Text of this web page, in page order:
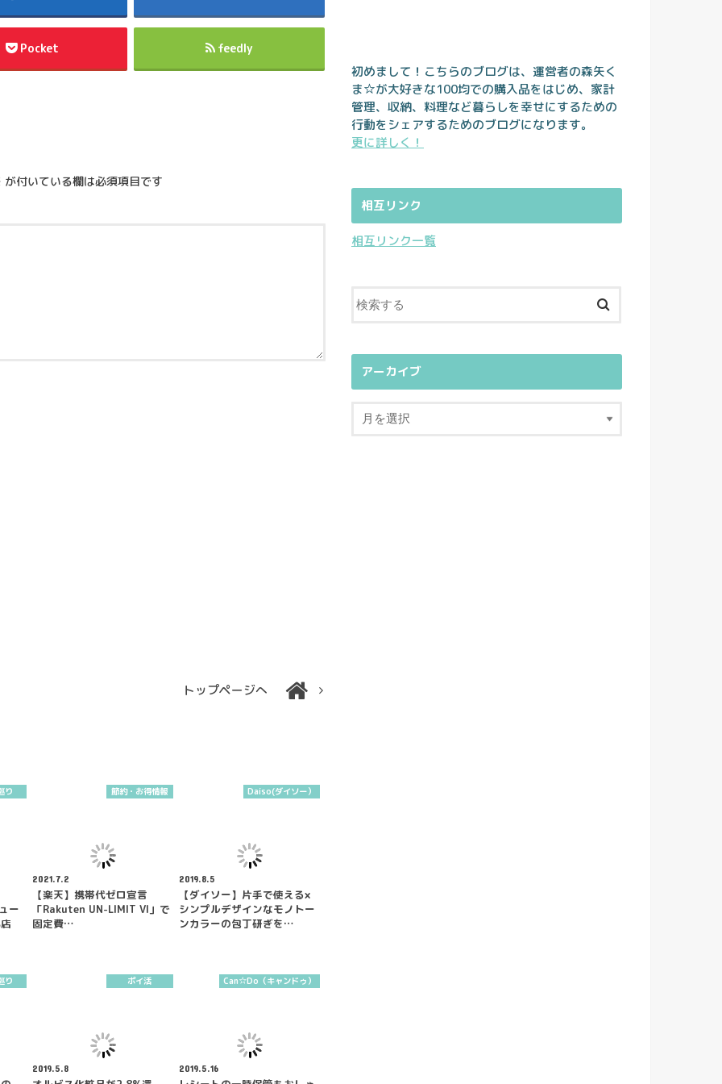
Pocket feedly
が付いている欄は必須項目です
トップページへ
り
ー
節約・お得情報
2021.7.2
【楽天】携帯代ゼロ宣言
「Rakuten UN-LIMIT VI」で
固定費…
Daiso(ダイソー）
2019.8.5
【ダイソー】片手で使える×
シンプルデザインなモノトー
ンカラーの包丁研ぎを…
り ポイ活
2019.5.8
Can☆Do（キャンドゥ）
2019.5.16
初めまして！こちらのブログは、運営者の森矢く
ま☆が大好きな100均での購入品をはじめ、家計
管理、収納、料理など暮らしを幸せにするための
行動をシェアするためのブログになります。
更に詳しく！
相互リンク
相互リンク一覧
アーカイブ